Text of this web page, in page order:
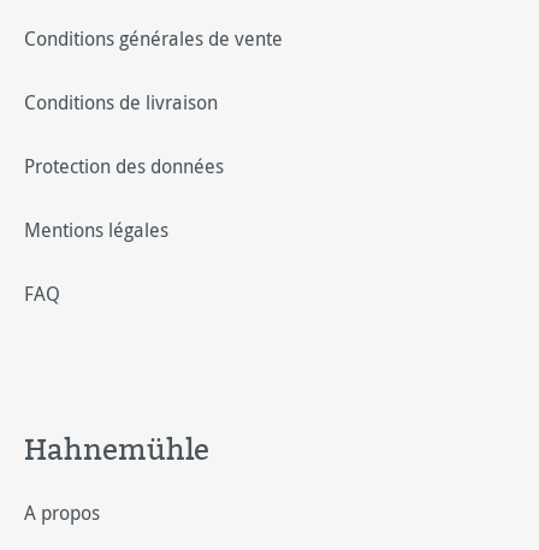
Conditions générales de vente
Conditions de livraison
Protection des données
Mentions légales
FAQ
Hahnemühle
A propos